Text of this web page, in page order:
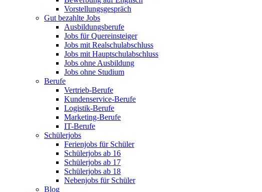
Vorstellungsgespräch
Gut bezahlte Jobs
Ausbildungsberufe
Jobs für Quereinsteiger
Jobs mit Realschulabschluss
Jobs mit Hauptschulabschluss
Jobs ohne Ausbildung
Jobs ohne Studium
Berufe
Vertrieb-Berufe
Kundenservice-Berufe
Logistik-Berufe
Marketing-Berufe
IT-Berufe
Schülerjobs
Ferienjobs für Schüler
Schülerjobs ab 16
Schülerjobs ab 17
Schülerjobs ab 18
Nebenjobs für Schüler
Blog